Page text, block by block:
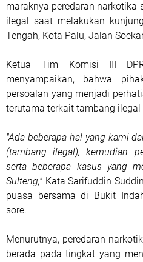
maraknya peredaran narkotika
ilegal saat melakukan
Tengah, Kota Palu, Jalan
Ketua Tim Komisi III
menyampaikan, bahwa
persoalan yang menjadi
terutama terkait tambang ilegal
"Ada beberapa hal yang kami
(tambang ilegal), kemudian
serta beberapa kasus yang
Sulteng," Kata Sarifuddin
puasa bersama di Bukit
sore.
Menurutnya, peredaran
berada pada tingkat yang